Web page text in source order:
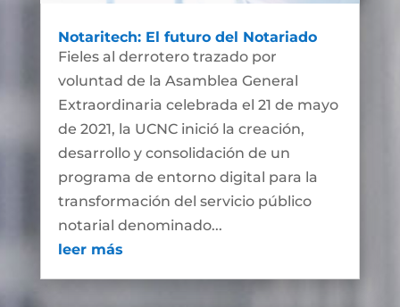
Notaritech: El futuro del Notariado
Fieles al derrotero trazado por
voluntad de la Asamblea General
Extraordinaria celebrada el 21 de mayo
de 2021, la UCNC inició la creación,
desarrollo y consolidación de un
programa de entorno digital para la
transformación del servicio público
notarial denominado...
leer más